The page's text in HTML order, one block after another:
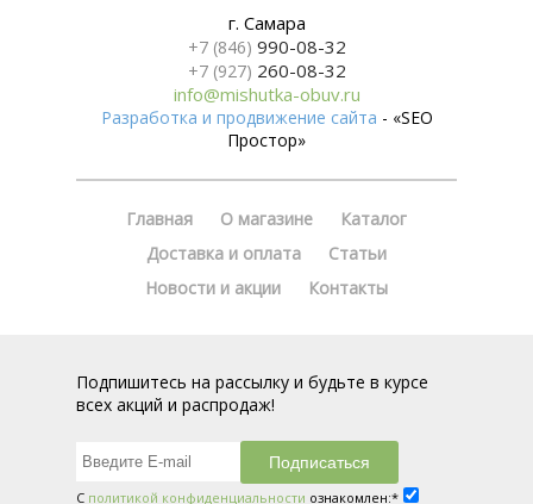
г. Самара
+7 (846) 990-08-32
+7 (927) 260-08-32
info@mishutka-obuv.ru
Разработка и продвижение сайта - «SEO
Простор»
Главная О магазине
Каталог
Доставка и оплата
Статьи
Новости и акции
Контакты
Подпишитесь на рассылку и будьте в курсе
всех акций и распродаж!
С политикой конфиденциальности ознакомлен:*